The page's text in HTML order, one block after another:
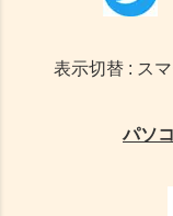
表示切替 : ス
パソ